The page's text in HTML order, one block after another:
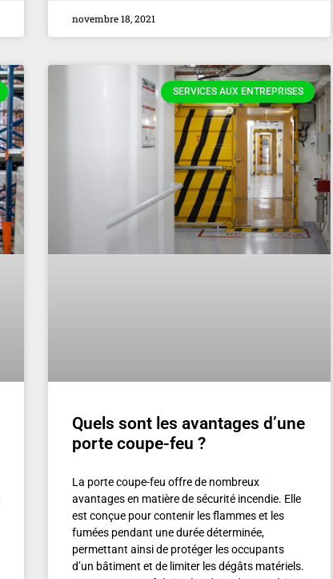
novembre 18, 2021
SERVICES AUX ENTREPRISES
Quels sont les avantages d’une
porte coupe-feu ?
La porte coupe-feu offre de nombreux
avantages en matière de sécurité incendie. Elle
est conçue pour contenir les flammes et les
fumées pendant une durée déterminée,
permettant ainsi de protéger les occupants
d’un bâtiment et de limiter les dégâts matériels.